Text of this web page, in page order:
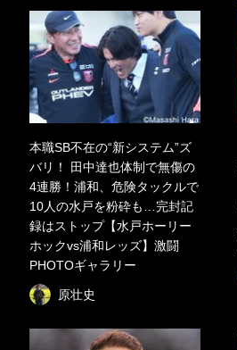
本職SB不在の“新システム”ズ
バリ！ 田中達也体制で無傷の
4連勝！浦和、危険タックルで
10人の水戸を粉砕も…完封記
録はストップ【水戸ホーリー
ホックvs浦和レッズ】激闘
PHOTOギャラリー
原壮史